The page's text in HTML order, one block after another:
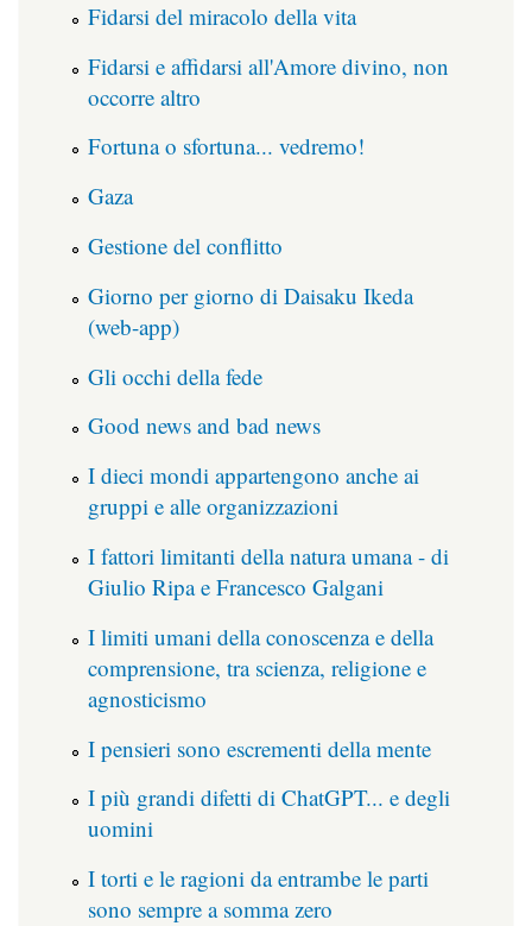
Fidarsi del miracolo della vita
Fidarsi e affidarsi all'Amore divino, non
occorre altro
Fortuna o sfortuna... vedremo!
Gaza
Gestione del conflitto
Giorno per giorno di Daisaku Ikeda
(web-app)
Gli occhi della fede
Good news and bad news
I dieci mondi appartengono anche ai
gruppi e alle organizzazioni
I fattori limitanti della natura umana - di
Giulio Ripa e Francesco Galgani
I limiti umani della conoscenza e della
comprensione, tra scienza, religione e
agnosticismo
I pensieri sono escrementi della mente
I più grandi difetti di ChatGPT... e degli
uomini
I torti e le ragioni da entrambe le parti
sono sempre a somma zero